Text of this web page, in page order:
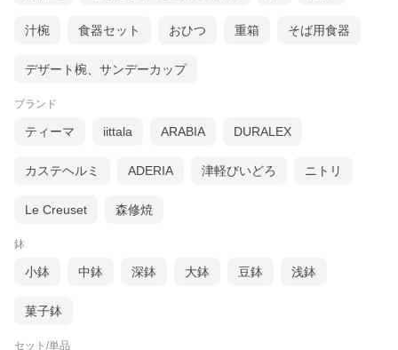
汁椀 食器セット おひつ 重箱 そば用食器
デザート椀、サンデーカップ
ブランド
ティーマ iittala ARABIA DURALEX
カステヘルミ ADERIA 津軽びいどろ ニトリ
Le Creuset 森修焼
鉢
小鉢 中鉢 深鉢 大鉢 豆鉢 浅鉢
菓子鉢
セット/単品